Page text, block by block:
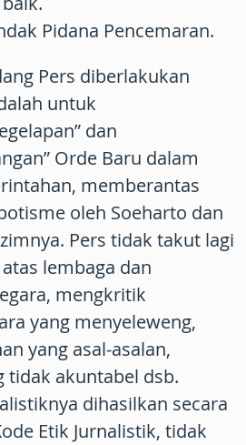
Pidana Pencemaran.
Pers diberlakukan
untuk
dan
Orde Baru dalam
memberantas
oleh Soeharto dan
Pers tidak takut lagi
lembaga dan
mengkritik
yang menyeleweng,
yang asal-asalan,
tidak akuntabel dsb.
dihasilkan secara
Etik Jurnalistik, tidak